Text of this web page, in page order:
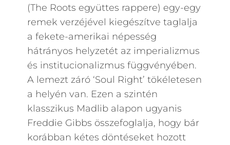
(The Roots együttes rappere) egy-egy
remek verzéjével kiegészítve taglalja
a fekete-amerikai népesség
hátrányos helyzetét az imperializmus
és institucionalizmus függvényében.
A lemezt záró ‘Soul Right’ tökéletesen
a helyén van. Ezen a szintén
klasszikus Madlib alapon ugyanis
Freddie Gibbs összefoglalja, hogy bár
korábban kétes döntéseket hozott